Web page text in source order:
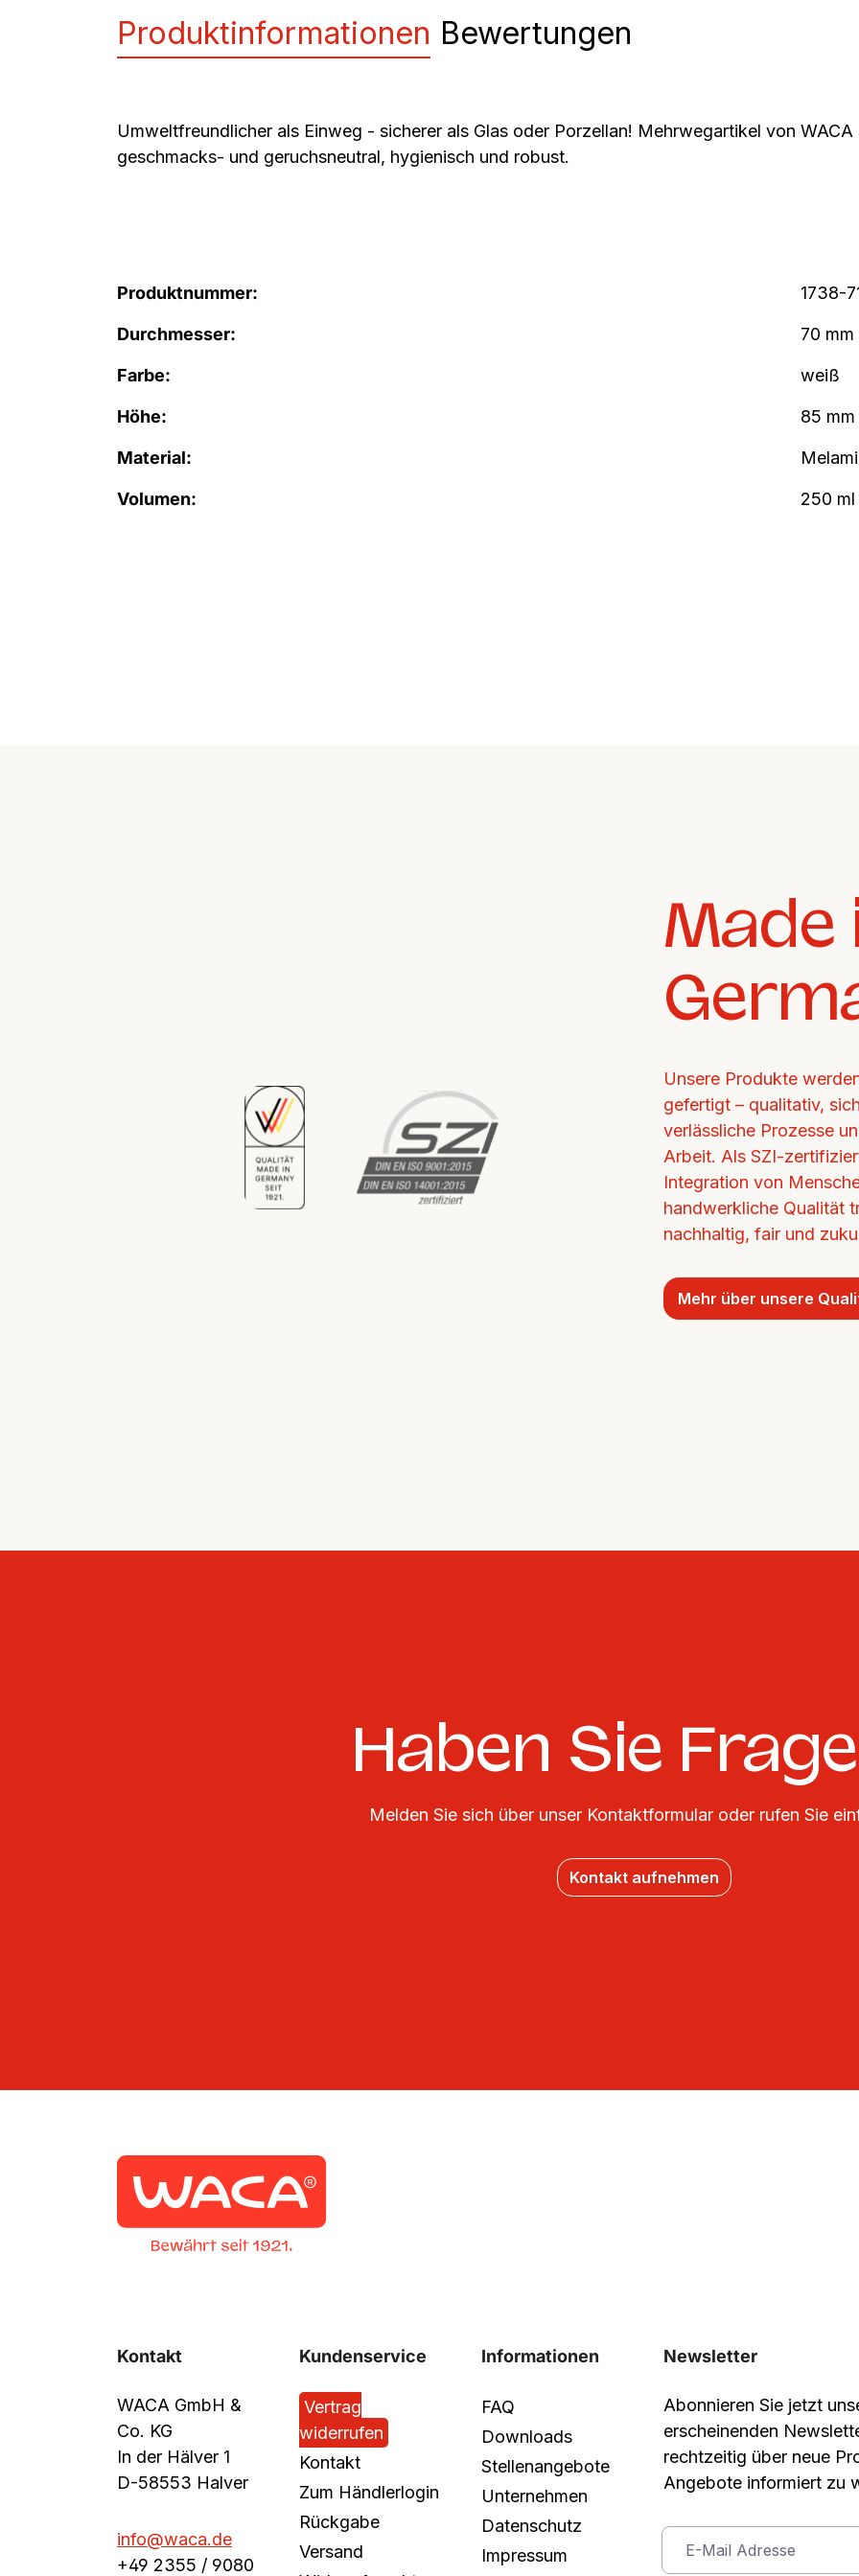
Produktinformationen Bewertungen
Umweltfreundlicher als Einweg - sicherer als Glas oder Porzellan! Mehrwegartikel von
geschmacks- und geruchsneutral, hygienisch und robust.
Produktnummer: 1738-
Durchmesser: 70 mm
Farbe: weiß
Höhe: 85 mm
Material:
Volumen: 250 ml
Made
Unsere Produkte
gefertigt – qualitativ,
verlässliche Prozesse
Arbeit. Als SZI-
Integration von
handwerkliche Qualität
nachhaltig, fair und
Mehr über unsere
Haben Sie
Melden Sie sich über unser Kontaktformular oder rufen Sie
Kontakt aufnehmen
Kontakt
WACA GmbH &
Co. KG
In der Hälver 1
D-58553 Halver
info@waca.de
+49 2355 / 9080
Kundenservice
Vertrag
widerrufen
Kontakt
Zum Händlerlogin
Rückgabe
Versand
Informationen
FAQ
Downloads
Stellenangebote
Unternehmen
Datenschutz
Impressum
Newsletter
Abonnieren Sie jetzt
erscheinenden
rechtzeitig über neue
Angebote informiert zu